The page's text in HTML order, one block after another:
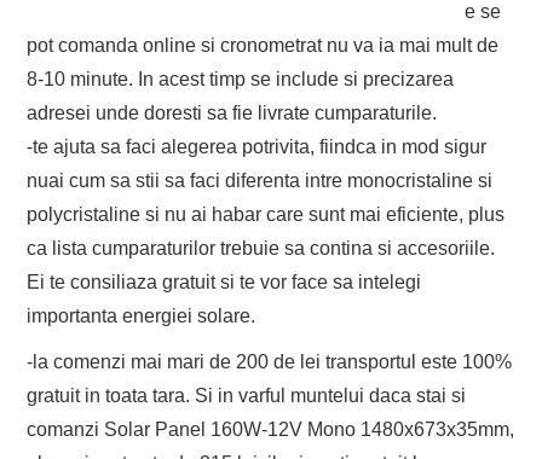
e se
pot comanda online si cronometrat nu va ia mai mult de
8-10 minute. In acest timp se include si precizarea
adresei unde doresti sa fie livrate cumparaturile.
-te ajuta sa faci alegerea potrivita, fiindca in mod sigur
nuai cum sa stii sa faci diferenta intre monocristaline si
polycristaline si nu ai habar care sunt mai eficiente, plus
ca lista cumparaturilor trebuie sa contina si accesoriile.
Ei te consiliaza gratuit si te vor face sa intelegi
importanta energiei solare.
-la comenzi mai mari de 200 de lei transportul este 100%
gratuit in toata tara. Si in varful muntelui daca stai si
comanzi Solar Panel 160W-12V Mono 1480x673x35mm,